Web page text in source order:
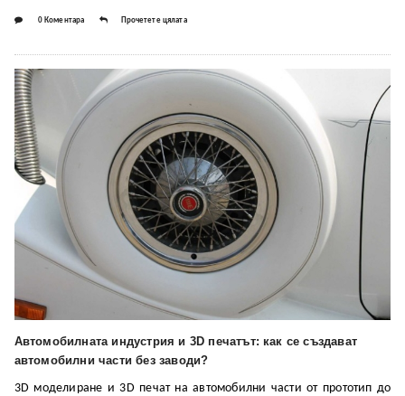
0 Коментара Прочетете цялата
Автомобилната индустрия и 3D печатът: как се създават
автомобилни части без заводи?
3D моделиране и 3D печат на автомобилни части от прототип до